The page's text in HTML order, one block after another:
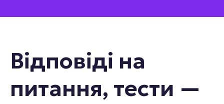
Відповіді на
питання, тести —